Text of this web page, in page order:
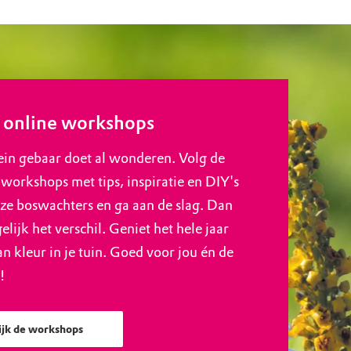
workshops
gebaar doet al wonderen. Volg de
met tips, inspiratie en DIY's
boswachters en ga aan de slag. Dan
het verschil. Geniet het hele jaar
kleur in je tuin. Goed voor jou én de
de workshops